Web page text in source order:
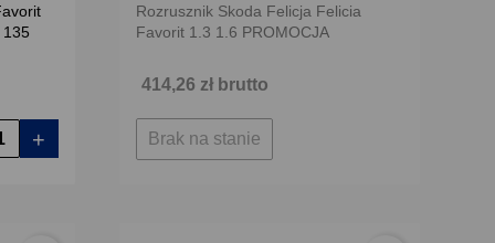
+
Rozrusznik Skoda Felicja Felicia
Favorit 1.3 1.6 PROMOCJA
414,26 zł brutto
Brak na stanie